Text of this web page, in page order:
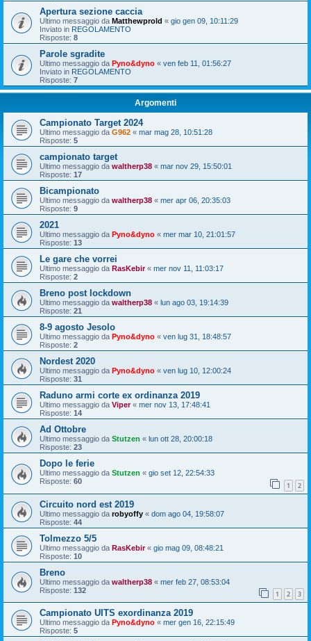
Apertura sezione caccia
Ultimo messaggio da Matthewprold « gio gen 09, 10:11:29
Inviato in REGOLAMENTO
Risposte: 8
Parole sgradite
Ultimo messaggio da Pyno&dyno « ven feb 11, 01:56:27
Inviato in REGOLAMENTO
Risposte: 7
Argomenti
Campionato Target 2024
Ultimo messaggio da G962 « mar mag 28, 10:51:28
Risposte: 5
campionato target
Ultimo messaggio da waltherp38 « mar nov 29, 15:50:01
Risposte: 17
Bicampionato
Ultimo messaggio da waltherp38 « mer apr 06, 20:35:03
Risposte: 9
2021
Ultimo messaggio da Pyno&dyno « mer mar 10, 21:01:57
Risposte: 13
Le gare che vorrei
Ultimo messaggio da RasKebir« mer nov 11, 11:03:17
Risposte: 2
Breno post lockdown
Ultimo messaggio da waltherp38 « lun ago 03, 19:14:39
Risposte: 21
8-9 agosto Jesolo
Ultimo messaggio da Pyno&dyno « ven lug 31, 18:48:57
Risposte: 2
Nordest 2020
Ultimo messaggio da Pyno&dyno « ven lug 10, 12:00:24
Risposte: 31
Raduno armi corte ex ordinanza 2019
Ultimo messaggio da Viper« mer nov 13, 17:48:41
Risposte: 14
Ad Ottobre
Ultimo messaggio da Stutzen « lun ott 28, 20:00:18
Risposte: 23
Dopo le ferie
Ultimo messaggio da Stutzen « gio set 12, 22:54:33
Risposte: 60 1 2
Circuito nord est 2019
Ultimo messaggio da robyoffy « dom ago 04, 19:58:07
Risposte: 44
Tolmezzo 5/5
Ultimo messaggio da RasKebir« gio mag 09, 08:48:21
Risposte: 10
Breno
Ultimo messaggio da waltherp38 « mer feb 27, 08:53:04
Risposte: 132 1 2 3
Campionato UITS exordinanza 2019
Ultimo messaggio da Pyno&dyno « mer gen 16, 22:15:49
Risposte: 5